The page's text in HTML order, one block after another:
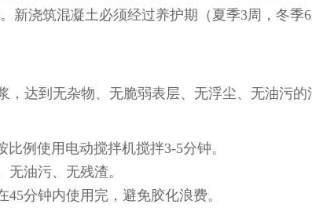
新浇筑混凝土必须经过养护期（夏季3周，冬季
，达到无杂物、无脆弱表层、无浮尘、无油污的
例使用电动搅拌机搅拌3-5分钟。
油污、无残渣。
分钟内使用完，避免胶化浪费。